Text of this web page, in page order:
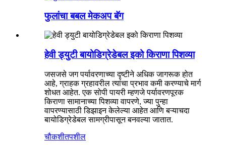
फुलांचा बबल मेकअप बॅग
हेवी ड्युटी बायोडिग्रेडेबल इको किराणा पिशव्या
जसजसे जग पर्यावरणाच्या दृष्टीने अधिक जागरूक होत
आहे, ग्राहक ग्रहावरील त्यांचा प्रभाव कमी करण्याचे मार्ग
शोधत आहेत. एक सोपी पायरी म्हणजे पर्यावरणपूरक
किराणा सामानाच्या पिशव्या वापरणे, ज्या पुन्हा
वापरण्यासाठी डिझाइन केलेल्या आहेत आणि बऱ्याचदा
बायोडिग्रेडेबल सामग्रीपासून बनवल्या जातात.
चौकशीतपशील